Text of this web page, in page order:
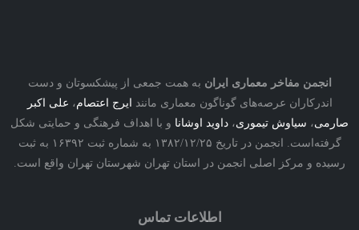
مفاخر معماری ایرانبه همت جمعی از پیشکسوتان و دست
عرصه‌های گوناگون معماری مانندایرج اعتصام،علی اکبر
،سیاوش تیموری،داوید اوشانا و با اهداف فرهنگی و حمایتی شکل
گرفته‌است. انجمن در تاریخ ۱۳۸۲/۱۲/۲۵ به شماره ثبت ۱۶۳۹۲ به ثبت
و مرکز اصلی انجمن در استان تهران شهرستان تهران واقع است.
اطلاعات تماس